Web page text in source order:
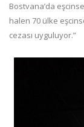
Bostvana’da
halen 70 ülke
cezası uyguluyor.”